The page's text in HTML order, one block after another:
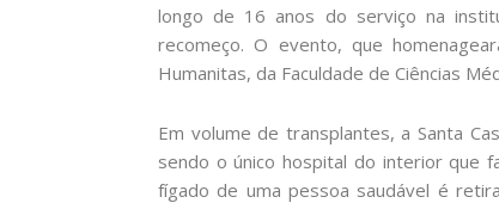
longo de 16 anos do serviço na
recomeço. O evento, que
Humanitas, da Faculdade de Ciências
Em volume de transplantes, a Santa
sendo o único hospital do interior que
fígado de uma pessoa saudável é